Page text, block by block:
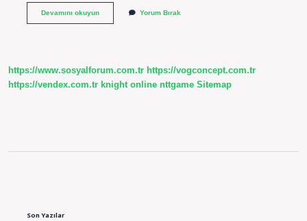
Devamını okuyunNikel
Yorum Bırak
https://www.sosyalforum.com.tr https://vogconcept.com.tr
https://vendex.com.tr knight online nttgame Sitemap
Son Yazılar